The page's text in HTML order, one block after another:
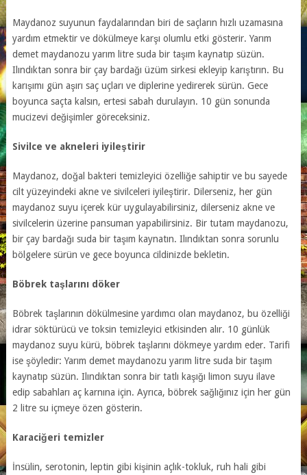
Maydanoz suyunun faydalarından biri de saçların hızlı uzamasına
yardım etmektir ve dökülmeye karşı olumlu etki gösterir. Yarım
demet maydanozu yarım litre suda bir taşım kaynatıp süzün.
Ilındıktan sonra bir çay bardağı üzüm sirkesi ekleyip karıştırın. Bu
karışımı gün aşırı saç uçları ve diplerine yedirerek sürün. Gece
boyunca saçta kalsın, ertesi sabah durulayın. 10 gün sonunda
mucizevi değişimler göreceksiniz.
Sivilce ve akneleri iyileştirir
Maydanoz, doğal bakteri temizleyici özelliğe sahiptir ve bu sayede
cilt yüzeyindeki akne ve sivilceleri iyileştirir. Dilerseniz, her gün
maydanoz suyu içerek kür uygulayabilirsiniz, dilerseniz akne ve
sivilcelerin üzerine pansuman yapabilirsiniz. Bir tutam maydanozu,
bir çay bardağı suda bir taşım kaynatın. Ilındıktan sonra sorunlu
bölgelere sürün ve gece boyunca cildinizde bekletin.
Böbrek taşlarını döker
Böbrek taşlarının dökülmesine yardımcı olan maydanoz, bu özelliği
idrar söktürücü ve toksin temizleyici etkisinden alır. 10 günlük
maydanoz suyu kürü, böbrek taşlarını dökmeye yardım eder. Tarifi
ise şöyledir: Yarım demet maydanozu yarım litre suda bir taşım
kaynatıp süzün. Ilındıktan sonra bir tatlı kaşığı limon suyu ilave
edip sabahları aç karnına için. Ayrıca, böbrek sağlığınız için her gün
2 litre su içmeye özen gösterin.
Karaciğeri temizler
İnsülin, serotonin, leptin gibi kişinin açlık-tokluk, ruh hali gibi